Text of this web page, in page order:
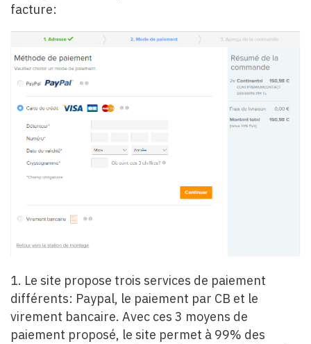
facture:
1. Le site propose trois services de paiement
différents: Paypal, le paiement par CB et le
virement bancaire. Avec ces 3 moyens de
paiement proposé, le site permet à 99% des